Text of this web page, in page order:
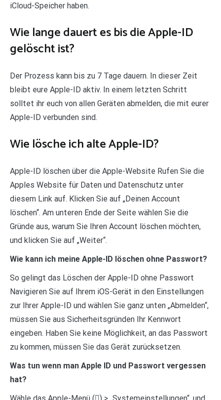
iCloud-Speicher haben.
Wie lange dauert es bis die Apple-ID
gelöscht ist?
Der Prozess kann bis zu 7 Tage dauern. In dieser Zeit
bleibt eure Apple-ID aktiv. In einem letzten Schritt
solltet ihr euch von allen Geräten abmelden, die mit eurer
Apple-ID verbunden sind.
Wie lösche ich alte Apple-ID?
Apple-ID löschen über die Apple-Website Rufen Sie die
Apples Website für Daten und Datenschutz unter
diesem Link auf. Klicken Sie auf „Deinen Account
löschen“. Am unteren Ende der Seite wählen Sie die
Gründe aus, warum Sie Ihren Account löschen möchten,
und klicken Sie auf „Weiter“.
Wie kann ich meine Apple-ID löschen ohne Passwort?
So gelingt das Löschen der Apple-ID ohne Passwort
Navigieren Sie auf Ihrem iOS-Gerät in den Einstellungen
zur Ihrer Apple-ID und wählen Sie ganz unten „Abmelden“,
müssen Sie aus Sicherheitsgründen Ihr Kennwort
eingeben. Haben Sie keine Möglichkeit, an das Passwort
zu kommen, müssen Sie das Gerät zurücksetzen.
Was tun wenn man Apple ID und Passwort vergessen
hat?
Wähle das Apple-Menü () > „Systemeinstellungen“, und